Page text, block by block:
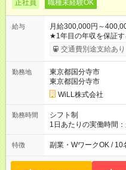
正社員 職種未経験OK
給与
月給300,000円～
★1年目の年収を保証
ンジいただける環境です。 【正社員】 月給30万円～40
種手当＋賞与年3回 【アルバイト】 時給1800円～2500円 ※研修
長さ：3ヶ月 ※ 雇用形
ます。 雇用形態：中途
です。
交通費別途支給あり
勤務地
東京都国分寺市
東京都国分寺市
WiLL株式会社
勤務時間
シフト制
1日あたりの実働時間
8時間） 【アルバイト】週1日・8hから勤務可能 ◎勤務例 日勤／
9時～18時（休憩60分）
りなど、ご希望の働き
特徴 副業・WワークOK / 10